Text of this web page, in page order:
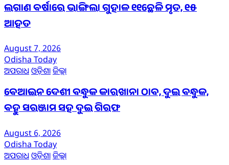
ଲଗାଣ ବର୍ଷାରେ ଭାଙ୍ଗିଲା ଗୁହାଳ ୧୧ଛେଳି ମୃତ, ୧୫
ଆହତ
August 7, 2026
Odisha Today
ଅପରାଧ ଓଡ଼ିଶାଜିଲ୍ଲା
ବେଆଇନ ଦେଶୀ ବନ୍ଧୁକ କାରଖାନା ଠାବ, ଦୁଇ ବନ୍ଧୁକ,
ବହୁ ସରଞ୍ଜାମ ସହ ଦୁଇ ଗିରଫ
August 6, 2026
Odisha Today
ଅପରାଧ ଓଡ଼ିଶାଜିଲ୍ଲା